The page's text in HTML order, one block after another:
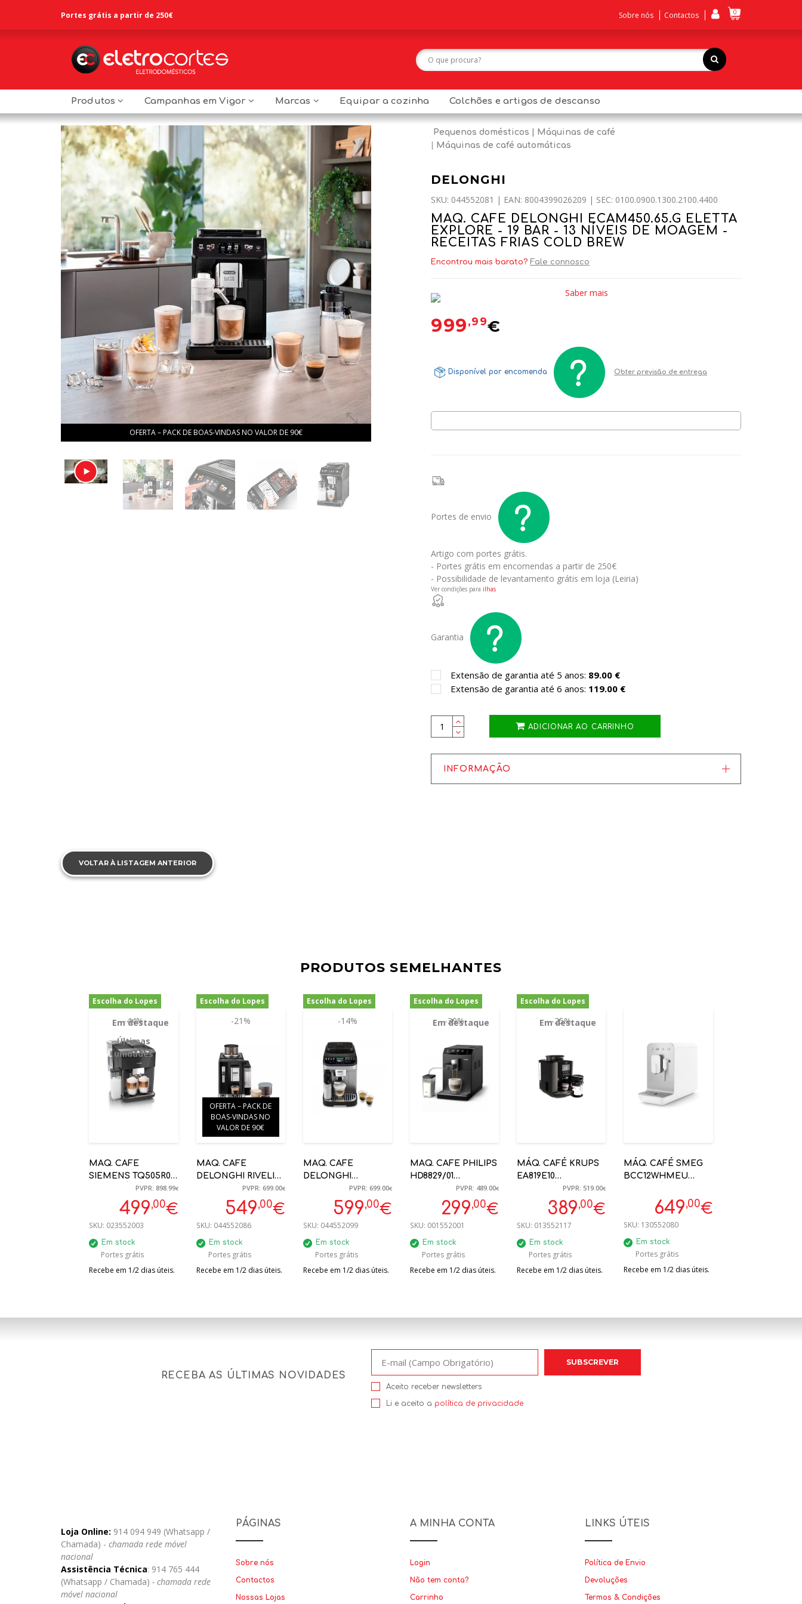
Portes grátis a partir de 250€ Sobre nós Contactos 0
Produtos Campanhas em Vigor Marcas Equipar a cozinha Colchões e artigos de descanso
OFERTA – PACK DE BOAS-VINDAS NO VALOR DE 90€
Pequenos domésticos
Máquinas de café
Máquinas de café automáticas
DELONGHI
SKU: 044552081 | EAN: 8004399026209 | SEC: 0100.0900.1300.2100.4400
MAQ. CAFE DELONGHI ECAM450.65.G ELETTA
EXPLORE - 19 BAR - 13 NÍVEIS DE MOAGEM -
RECEITAS FRIAS COLD BREW
Encontrou mais barato? Fale connosco
Saber mais
999,99€
Disponível por encomenda Obter previsão de entrega
Portes de envio
Artigo com portes grátis.
- Portes grátis em encomendas a partir de 250€
- Possibilidade de levantamento grátis em loja (Leiria)
Ver condições para ilhas
Garantia
Extensão de garantia até 5 anos: 89.00 €
Extensão de garantia até 6 anos: 119.00 €
ADICIONAR AO CARRINHO
INFORMAÇÃO
VOLTAR À LISTAGEM ANTERIOR
PRODUTOS SEMELHANTES
Escolha do Lopes
Em destaque
Últimas
unidades
-44%
MAQ. CAFE
SIEMENS TQ505R09
AUTOMÁTICA
MOINHO
CERÂMICO, ONE
TOUCH
PREPARATION
PVPR: 898.99€
499,00€
SKU: 023552003
Em stock
Portes grátis
Recebe em 1/2 dias úteis.
Escolha do Lopes
-21%
OFERTA – PACK DE
BOAS-VINDAS NO
VALOR DE 90€
MAQ. CAFE
DELONGHI RIVELIA
EXAM440.35.B
19BAR PRETO
AUTOMÁTICA
PVPR: 699.00€
549,00€
SKU: 044552086
Em stock
Portes grátis
Recebe em 1/2 dias úteis.
Escolha do Lopes
-14%
MAQ. CAFE
DELONGHI
ECAM310.80.SB
MAGNIFICO EVO
NEXT 15BAR INOX -
0132250041
PVPR: 699.00€
599,00€
SKU: 044552099
Em stock
Portes grátis
Recebe em 1/2 dias úteis.
Escolha do Lopes
Em destaque
-39%
MAQ. CAFE PHILIPS
HD8829/01
AUTOMÁTICA C/
PVPR: 489.00€
299,00€
SKU: 001552001
Em stock
Portes grátis
Recebe em 1/2 dias úteis.
Escolha do Lopes
Em destaque
-25%
MÁQ. CAFÉ KRUPS
EA819E10
AUTOMÁTICA C/
RESERVATÓRIO
PVPR: 519.00€
389,00€
SKU: 013552117
Em stock
Portes grátis
Recebe em 1/2 dias úteis.
MÁQ. CAFÉ SMEG
BCC12WHMEU
BRANCO MATE
ANNI50649,00€
SKU: 130552080
Em stock
Portes grátis
Recebe em 1/2 dias úteis.
RECEBA AS ÚLTIMAS NOVIDADES
Aceito receber newsletters
Li e aceito a política de privacidade
Loja Online: 914 094 949 (Whatsapp /
Chamada) - chamada rede móvel
nacional
Assistência Técnica: 914 765 444
(Whatsapp / Chamada) - chamada rede
móvel nacional
PÁGINAS
Sobre nós
Contactos
Nossas Lojas
A MINHA CONTA
Login
Não tem conta?
Carrinho
LINKS ÚTEIS
Política de Envio
Devoluções
Termos & Condições